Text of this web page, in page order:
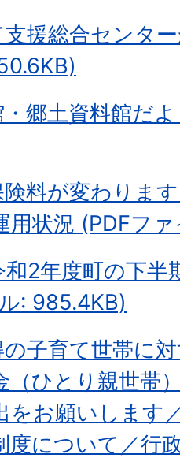
援総合センタ
郷土資料館だ
料が変わりま
用状況 (PDFフ
和2年度町の下半
: 985.4KB)
子育て世帯に
（ひとり親世帯
をお願いします
度について／行